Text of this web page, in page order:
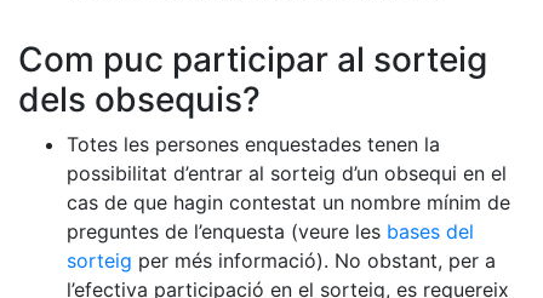
Com puc participar al sorteig
dels obsequis?
Totes les persones enquestades tenen la
possibilitat d’entrar al sorteig d’un obsequi en el
cas de que hagin contestat un nombre mínim de
preguntes de l’enquesta (veure les bases del
sorteig per més informació). No obstant, per a
l’efectiva participació en el sorteig, es requereix